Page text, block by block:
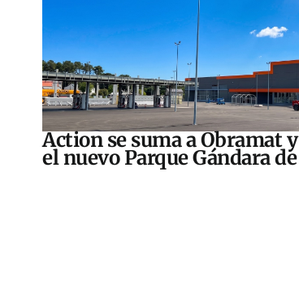
Action se suma a Obramat
el nuevo Parque Gándara